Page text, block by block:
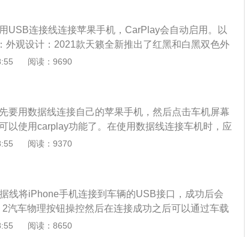
的连线。
需点击手机上的CarPlay图标即可启动，在确认连接
上的屏幕按钮进行操作控制。CarPlay是苹果公司发
备和车上的系统连接在一起，部分装有触控屏的车
关闭应用。当手机设备与车载系统连接成功后，可以
操纵，还可以听到系统播报手机上收到的信息，并使
USB连接线连接苹果手机，CarPlay会自动启用。以
外观设计：2021款天籁全新推出了红黑和白黑双色外
均配备了17寸及以上尺寸的轮辋、LED大灯组及LED
新智能XTRONICCVT无级变速器。2.0T车型在动力
压发动机VC-TURBO超变擎，2021款天籁的百公里
低油耗为6.6L。
阅读：9690
要用数据线连接自己的苹果手机，然后点击车机屏幕
以使用carplay功能了。在使用数据线连接车机时，应
期购买的数据线只有充电功能没有数据传输功能，这
。威朗基于别克新家族化设计语言打造，配有飞
LED自动感应大灯、展翼型LED尾灯、17寸十幅双色
顶等。
阅读：9370
线将iPhone手机连接到车辆的USB接口，成功后会
汽车物理按钮操控然后在连接成功之后可以通过车载
的按钮进行操作控制。
阅读：8650